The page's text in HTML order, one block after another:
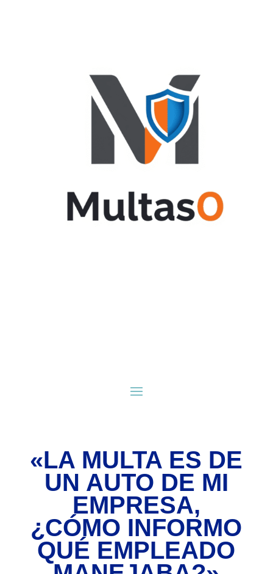
«LA MULTA ES DE
UN AUTO DE MI
EMPRESA,
¿CÓMO INFORMO
QUÉ EMPLEADO